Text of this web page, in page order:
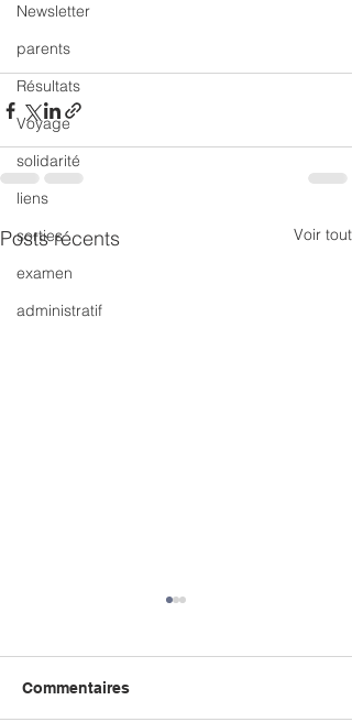
Newsletter
parents
Résultats
Voyage
solidarité
liens
sorties
examen
administratif
Posts récents Voir tout
Commentaires